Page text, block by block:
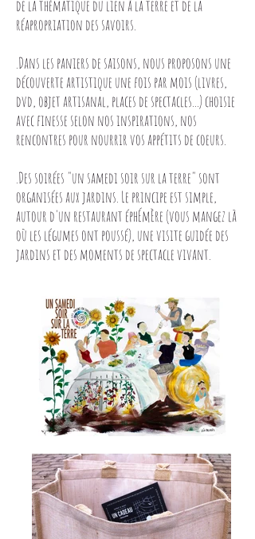
de la thématique du lien à la terre et de la
réapropriation des savoirs.
.Dans les paniers de saisons, nous proposons une
découverte artistique une fois par mois (livres,
dvd, objet artisanal, places de spectacles...) choisie
avec finesse selon nos inspirations, nos
rencontres pour nourrir vos appétits de coeurs.
.Des soirées "un samedi soir sur la terre" sont
organisées aux jardins. Le principe est simple,
autour d'un restaurant éphÉmÈre (vous mangez là
où les légumes ont poussé), une visite guidée des
jardins et des moments de spectacle vivant.